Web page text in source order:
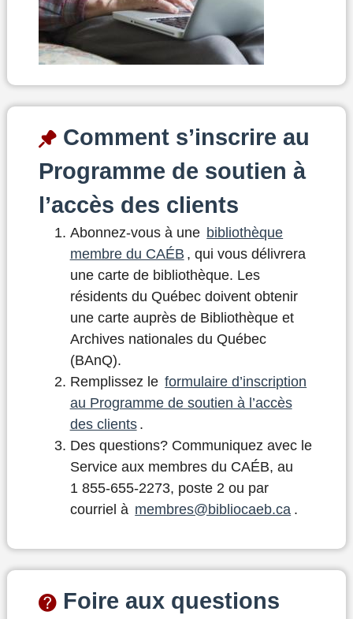
Comment s’inscrire au
Programme de soutien à
l’accès des clients
Abonnez-vous à une bibliothèque
membre du CAÉB , qui vous délivrera
une carte de bibliothèque. Les
résidents du Québec doivent obtenir
une carte auprès de Bibliothèque et
Archives nationales du Québec
(BAnQ).
Remplissez le formulaire d’inscription
au Programme de soutien à l’accès
des clients .
Des questions? Communiquez avec le
Service aux membres du CAÉB, au
1 855-655-2273, poste 2 ou par
courriel à membres@bibliocaeb.ca .
Foire aux questions